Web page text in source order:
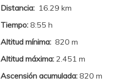
Distancia: 16.29 km
Tiempo: 8:55 h
Altitud mínima: 820 m
Altitud máxima: 2.451 m
Ascensión acumulada: 820 m